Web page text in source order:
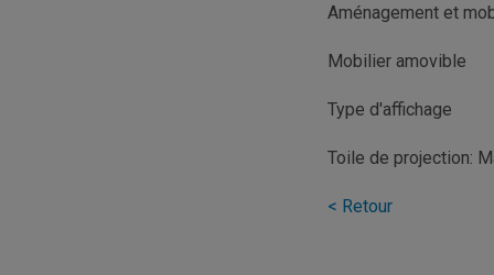
Aménagement et
Mobilier amovible
Type d'affichage
Toile de projection:
< Retour